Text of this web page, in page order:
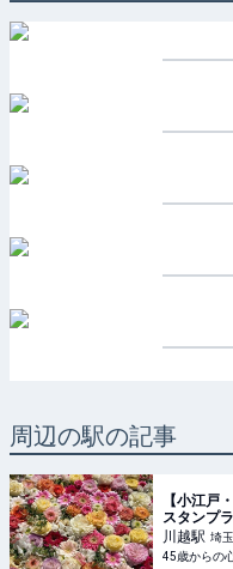
周辺の駅の記事
【小江戸
スタンプ
川越駅 埼
45歳からの